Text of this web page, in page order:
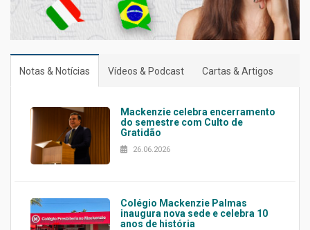
Notas & Notícias Vídeos & Podcast Cartas & Artigos
Mackenzie celebra encerramento
do semestre com Culto de
Gratidão
26.06.2026
Colégio Mackenzie Palmas
inaugura nova sede e celebra 10
anos de história